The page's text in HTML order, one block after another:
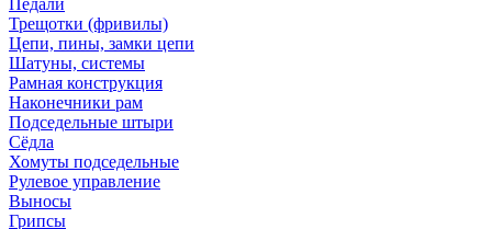
Педали
Трещотки (фривилы)
Цепи, пины, замки цепи
Шатуны, системы
Рамная конструкция
Наконечники рам
Подседельные штыри
Сёдла
Хомуты подседельные
Рулевое управление
Выносы
Грипсы